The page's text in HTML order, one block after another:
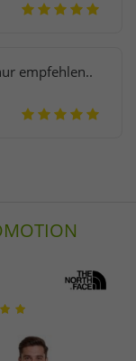
empfehlen..